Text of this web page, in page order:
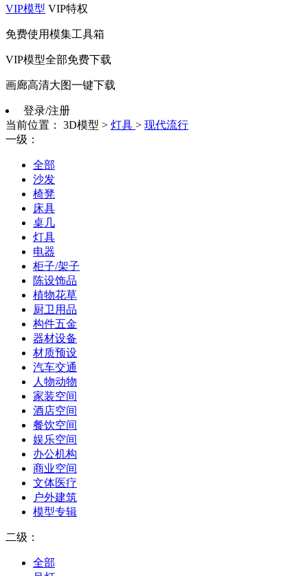
VIP模型 VIP特权
免费使用模集工具箱
VIP模型全部免费下载
画廊高清大图一键下载
登录/注册
当前位置：
3D模型 > 灯具 > 现代流行
一级：
全部
沙发
椅凳
床具
桌几
灯具
电器
柜子/架子
陈设饰品
植物花草
厨卫用品
构件五金
器材设备
材质预设
汽车交通
人物动物
家装空间
酒店空间
餐饮空间
娱乐空间
办公机构
商业空间
文体医疗
户外建筑
模型专辑
二级：
全部